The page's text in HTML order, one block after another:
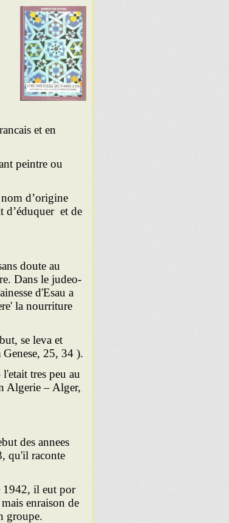
et en
peintre ou
d’origine
d’éduquer et de
doute au
Dans le judeo-
d'Esau a
la nourriture
se leva et
25, 34 ).
tres peu au
Algerie – Alger,
des annees
qu'il raconte
1942, il eut por
enraison de
groupe.